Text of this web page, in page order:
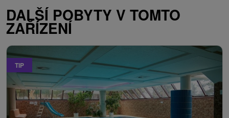
DALŠÍ POBYTY V TOMTO
ZAŘÍZENÍ
TIP